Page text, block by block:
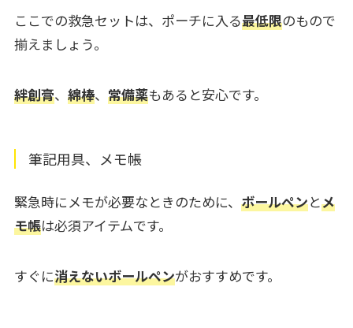
ここでの救急セットは、ポーチに入る最低限のもので
揃えましょう。
絆創膏、 綿棒、 常備薬もあると安心です。
筆記用具、メモ帳
緊急時にメモが必要なときのために、 ボールペンとメ
モ帳は必須アイテムです。
すぐに消えないボールペンがおすすめです。